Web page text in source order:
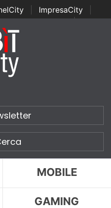
ImpresaCity
Channel Awards | Italian
Security Awards
MOBILE
GAMING